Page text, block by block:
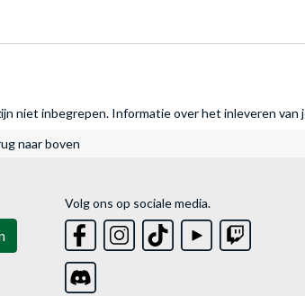
niet inbegrepen. Informatie over het inleveren van
naar boven
Volg ons op sociale media.